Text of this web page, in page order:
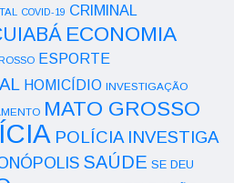
COVID-19 CRIMINAL
ECONOMIA
ESPORTE
HOMICÍDIO INVESTIGAÇÃO
MATO GROSSO
POLÍCIA INVESTIGA
SAÚDE SE DEU